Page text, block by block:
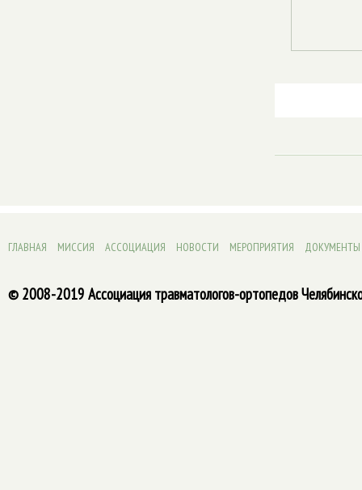
ГЛАВНАЯ МИССИЯ АССОЦИАЦИЯ НОВОСТИ МЕРОПРИЯТИЯ ДОКУМЕНТЫ
© 2008-2019 Ассоциация травматологов-ортопедов